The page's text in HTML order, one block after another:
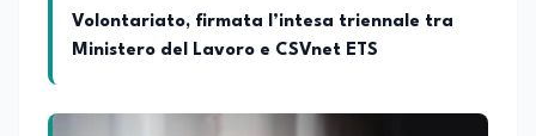
Regione Lombardia e a Buenos Aires su
temi che spaziano dalla pedagogia
Volontariato, firmata l’intesa triennale tra
Ministero del Lavoro e CSVnet ETS